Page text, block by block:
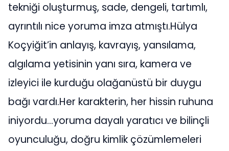
tekniği oluşturmuş, sade, dengeli, tartımlı,
ayrıntılı nice yoruma imza atmıştı.Hülya
Koçyiğit’in anlayış, kavrayış, yansılama,
algılama yetisinin yanı sıra, kamera ve
izleyici ile kurduğu olağanüstü bir duygu
bağı vardı.Her karakterin, her hissin ruhuna
iniyordu…yoruma dayalı yaratıcı ve bilinçli
oyunculuğu, doğru kimlik çözümlemeleri